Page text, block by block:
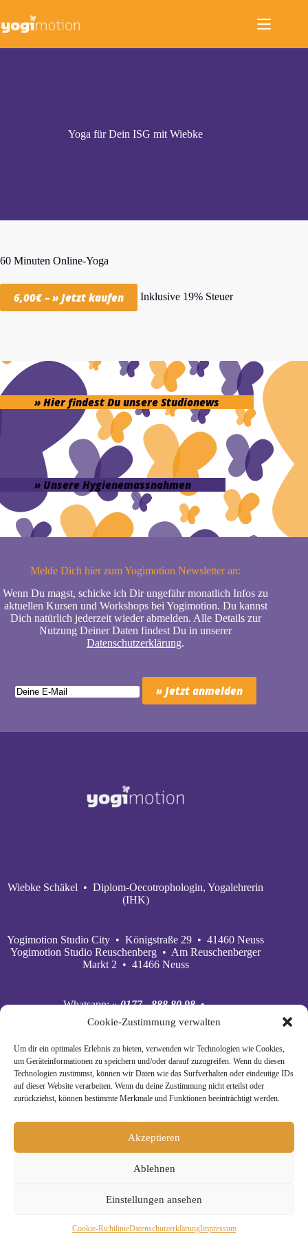
Cookie-Zustimmung verwalten
Um dir ein optimales Erlebnis zu bieten, verwenden wir Technologien wie Cookies,
um Geräteinformationen zu speichern und/oder darauf zuzugreifen. Wenn du diesen
Technologien zustimmst, können wir Daten wie das Surfverhalten oder eindeutige IDs
auf dieser Website verarbeiten. Wenn du deine Zustimmung nicht erteilst oder
zurückziehst, können bestimmte Merkmale und Funktionen beeinträchtigt werden.
Akzeptieren
Ablehnen
Einstellungen ansehen
Cookie-RichtlinieDaten­schutz­erklä­rungImpressum
springen
Yoga für Dein ISG mit Wiebke
60 Minuten Online-Yoga
6,00€ – » Jetzt kaufen Inklusive 19% Steuer
» Hier findest Du unsere Studionews
» Unsere Hygienemassnahmen
Melde Dich hier zum Yogimotion Newsletter an:
Wenn Du magst, schicke ich Dir ungefähr monatlich Infos zu
aktuellen Kursen und Workshops bei Yogimotion. Du kannst
Dich natürlich jederzeit wieder abmelden. Alle Details zur
Nutzung Deiner Daten findest Du in unserer
Datenschutzerklärung.
Wiebke Schäkel • Diplom-Oecotrophologin, Yogalehrerin
(IHK)
Yogimotion Studio City • Königstraße 29 • 41460 Neuss
Yogimotion Studio Reuschenberg • Am Reuschenberger
Markt 2 • 41466 Neuss
Whatsapp:» 0177 - 888 80 98•
Mobil:
» 0177 - 888 80 98
E‑Mail:» wiebke@yogimotion.de•
Youtube:» yogimotion• XING:» Wiebke Schäkel
© Copyright 2024 Yogimotion •» Impressum•